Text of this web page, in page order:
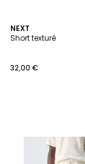
NEXT
Short texturé
32,00 €
2
Couleurs